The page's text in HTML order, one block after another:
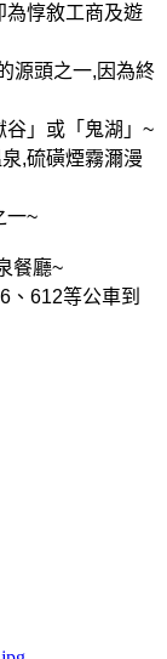
為惇敘工商及遊
源頭之一, 因為終
」或「鬼湖」 ~
,硫磺煙霧濔漫
一~
餐廳~
、 612等公車到